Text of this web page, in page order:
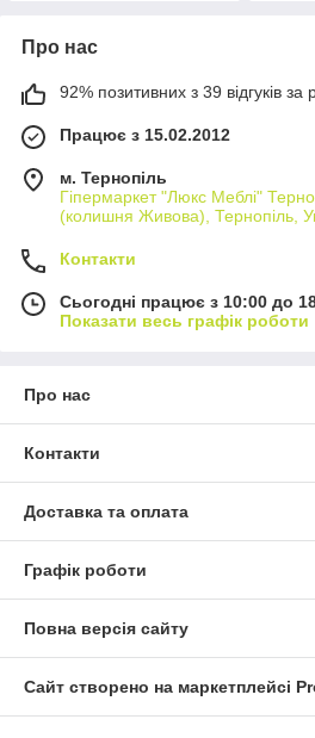
Про нас
92% позитивних з 39 відгуків за
Працює з 15.02.2012
м. Тернопіль
Гіпермаркет "Люкс Меблі"
(колишня Живова), Тернопіль,
Контакти
Сьогодні працює з 10:00 до
Показати весь графік роботи
Про нас
Контакти
Доставка та оплата
Графік роботи
Повна версія сайту
Сайт створено на маркетплейсі